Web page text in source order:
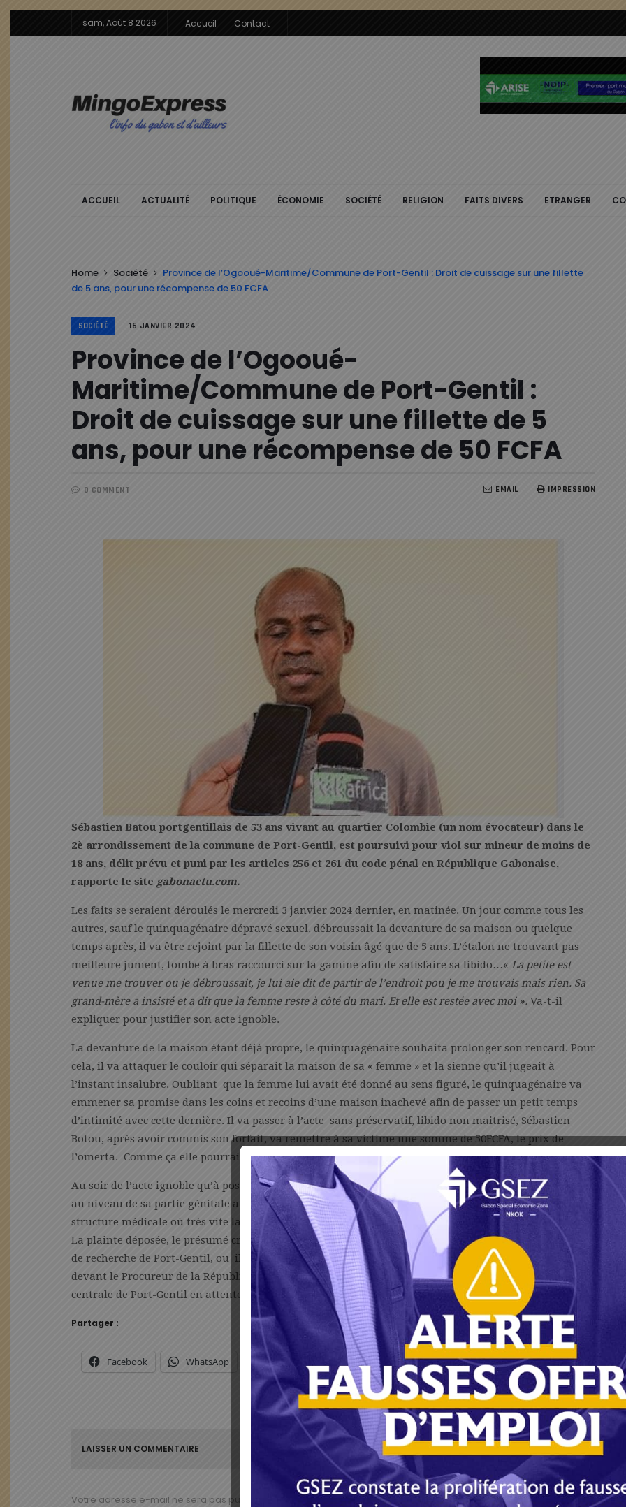
sam, Août 8 2026 Accueil Contact
ACCUEIL ACTUALITÉ POLITIQUE ÉCONOMIE SOCIÉTÉ RELIGION FAITS DIVERS ETRANGER
Home Société
Province de l’Ogooué-Maritime/Commune de Port-Gentil : Droit de cuissage sur une fillette
de 5 ans, pour une récompense de 50 FCFA
SOCIÉTÉ 16 JANVIER 2024
Province de l’Ogooué-
Maritime/Commune de Port-Gentil :
Droit de cuissage sur une fillette de 5
ans, pour une récompense de 50 FCFA
0 COMMENT IMPRESSION
EMAIL
Sébastien Batou portgentillais de 53 ans vivant au quartier Colombie (un nom évocateur) dans le
2è arrondissement de la commune de Port-Gentil, est poursuivi pour viol sur mineur de moins de
18 ans, délit prévu et puni par les articles 256 et 261 du code pénal en République Gabonaise,
rapporte le site gabonactu.com.
Les faits se seraient déroulés le mercredi 3 janvier 2024 dernier, en matinée. Un jour comme tous les
autres, sauf le quinquagénaire dépravé sexuel, débroussait la devanture de sa maison ou quelque
temps après, il va être rejoint par la fillette de son voisin âgé que de 5 ans. L’étalon ne trouvant pas
meilleure jument, tombe à bras raccourci sur la gamine afin de satisfaire sa libido…« La petite est
venue me trouver ou je débroussait, je lui aie dit de partir de l’endroit pou je me trouvais mais rien. Sa
grand-mère a insisté et a dit que la femme reste à côté du mari. Et elle est restée avec moi ». Va-t-il
expliquer pour justifier son acte ignoble.
La devanture de la maison étant déjà propre, le quinquagénaire souhaita prolonger son rencard. Pour
cela, il va attaquer le couloir qui séparait la maison de sa « femme » et la sienne qu’il jugeait à
l’instant insalubre. Oubliant que la femme lui avait été donné au sens figuré, le quinquagénaire va
emmener sa promise dans les coins et recoins d’une maison inachevé afin de passer un petit temps
d’intimité avec cette dernière. Il va passer à l’acte sans préservatif, libido non maitrisé, Sébastien
Botou, après avoir commis son forfait, va remettre à sa victime une somme de 50FCFA, le prix de
l’omerta. Comme ça elle pourrait se gâter de quelques friandises.
Au soir de l’acte ignoble qu’à poser le quinquagénaire, la victime va se plaindre des douleurs affreuses
au niveau de sa partie génitale auprès de sa famille, les parents ont conduit la fillette dans une
structure médicale où très vite la famille se rendra compte de l’odieux acte de sieur Sébastien Botou.
La plainte déposée, le présumé criminel sexuel a été arrêter par les éléments de la direction générale
de recherche de Port-Gentil, ou il ne l’a pas fallu longtemps pour avouer son atrocité, avant de passer
devant le Procureur de la République pour se délivrer son mandat de dépôt pour un séjour à la prison
centrale de Port-Gentil en attente de son jugement devant la Cour criminelle.
Partager :
Facebook WhatsApp X Imprimer
LAISSER UN COMMENTAIRE
Votre adresse e-mail ne sera pas publiée. Les champs obligatoires sont indiqués avec*